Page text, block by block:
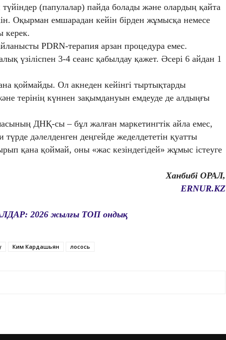
(папулалар) пайда болады және олардың қайта
Оқырман емшарадан кейін бірден жұмысқа немесе
керек.
PDRN-терапия арзан процедура емес.
үзіліспен 3-4 сеанс қабылдау қажет. Әсері 6 айдан 1
қоймайды. Ол акнеден кейінгі тыртықтарды
терінің күннен зақымдануын емдеуде де алдыңғы
ДНҚ-сы – бұл жалған маркетингтік айла емес,
дәлелденген деңгейде жеделдететін қуатты
қана қоймай, оны «жас кезіндегідей» жұмыс істеуге
Ханбибі ОРАЛ,
ERNUR.KZ
2026 жылғы ТОП ондық
Ким Кардашьян лосось